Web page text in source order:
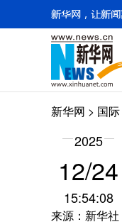
新华网 > 国际
2025
12/24
15:54:08
来源：新华社